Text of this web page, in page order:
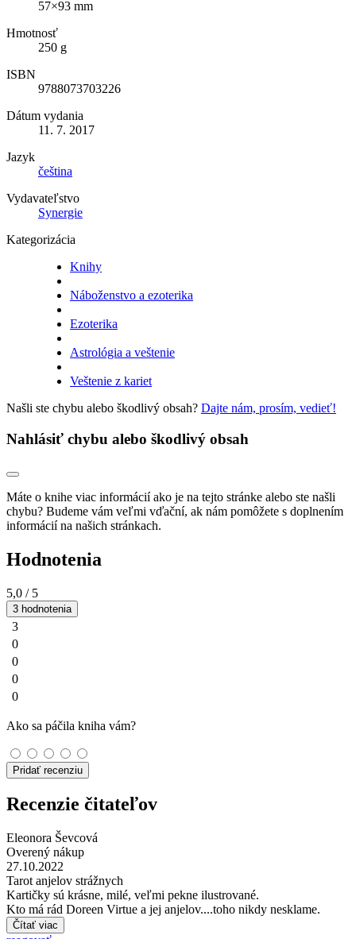
57×93 mm
Hmotnosť
250 g
ISBN
9788073703226
Dátum vydania
11. 7. 2017
Jazyk
čeština
Vydavateľstvo
Synergie
Kategorizácia
Knihy
Náboženstvo a ezoterika
Ezoterika
Astrológia a veštenie
Veštenie z kariet
Našli ste chybu alebo škodlivý obsah? Dajte nám, prosím, vedieť!
Nahlásiť chybu alebo škodlivý obsah
Máte o knihe viac informácií ako je na tejto stránke alebo ste našli
chybu? Budeme vám veľmi vďační, ak nám pomôžete s doplnením
informácií na našich stránkach.
Hodnotenia
5,0 / 5
3 hodnotenia
3
0
0
0
0
Ako sa páčila kniha vám?
Pridať recenziu
Recenzie čitateľov
Eleonora Ševcová
Overený nákup
27.10.2022
Tarot anjelov strážnych
Kartičky sú krásne, milé, veľmi pekne ilustrované.
Kto má rád Doreen Virtue a jej anjelov....toho nikdy nesklame.
Čítať viac